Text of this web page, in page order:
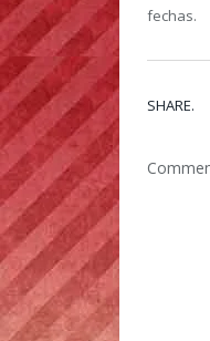
fechas.
SHARE.